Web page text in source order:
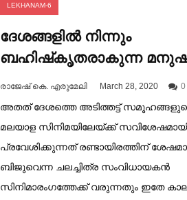
LEKHANAM-6
ദേശങ്ങളിൽ നിന്നും
ബഹിഷ്‌കൃതരാകുന്ന
രാജേഷ് കെ. എരുമേലി March 28, 2020 0
അതത് ദേശത്തെ അടിത്തട്ട് സമൂഹങ്ങളുടെ
മലയാള സിനിമയിലേയ്ക്ക് സവിശേഷമായി
പ്രവേശിക്കുന്നത് രണ്ടായിരത്തിന്
ബിജുവെന്ന ചലച്ചിത്ര സംവിധായകൻ
സിനിമാരംഗത്തേക്ക് വരുന്നതും ഇതേ